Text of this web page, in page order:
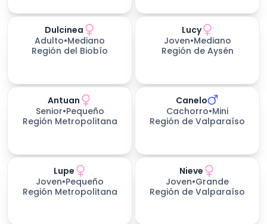
Dulcinea
Adulto•Mediano
Región del Biobío
Lucy
Joven•Mediano
Región de Aysén
Antuan
Senior•Pequeño
Región Metropolitana
Canelo
Cachorro•Mini
Región de Valparaíso
Lupe
Joven•Pequeño
Región Metropolitana
días esperando
Nieve
Joven•Grande
Región de Valparaíso